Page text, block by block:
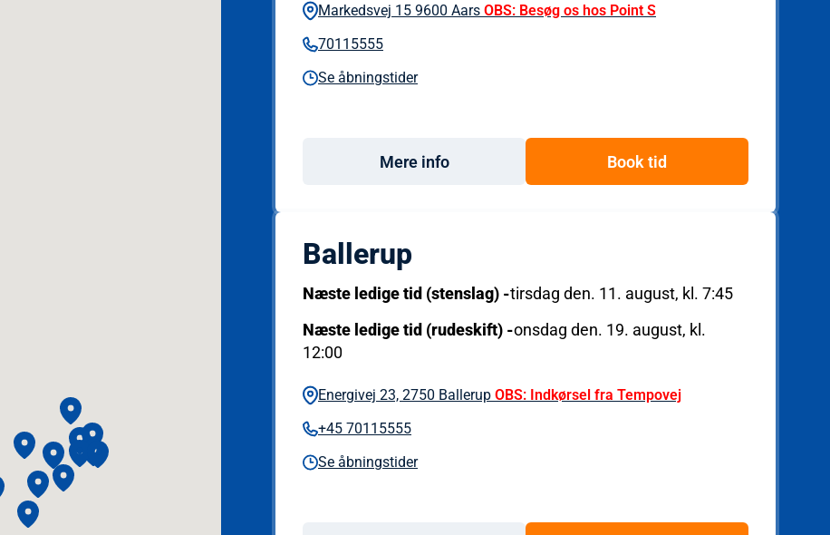
Markedsvej 15 9600 Aars OBS: Besøg os hos Point S
70115555
Se åbningstider
Mere info Book tid
Ballerup
Næste ledige tid (stenslag) -tirsdag den. 11. august, kl. 7:45
Næste ledige tid (rudeskift) -onsdag den. 19. august, kl.
12:00
Energivej 23, 2750 Ballerup OBS: Indkørsel fra Tempovej
+45 70115555
Se åbningstider